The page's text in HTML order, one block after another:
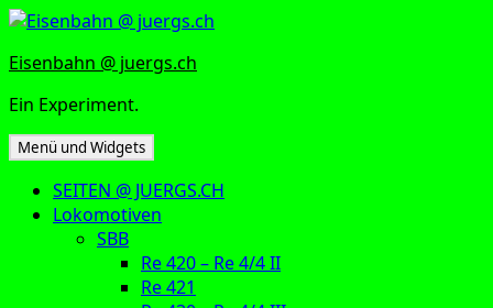
Zum
springen
Eisenbahn @ juergs.ch
Ein Experiment.
Menü und Widgets
SEITEN @ JUERGS.CH
Lokomotiven
SBB
Re 420 – Re 4/4 II
Re 421